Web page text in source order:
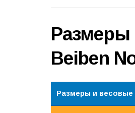
Размеры
Beiben
Размеры и весовые